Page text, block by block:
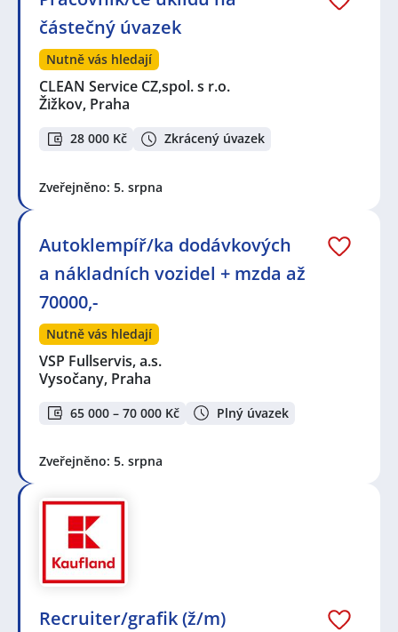
částečný úvazek
Nutně vás hledají
CLEAN Service CZ,spol. s r.o.
Žižkov, Praha
28 000 Kč Zkrácený úvazek
Zveřejněno: 5. srpna
Autoklempíř/ka dodávkových
a nákladních vozidel + mzda až
70000,-
Nutně vás hledají
VSP Fullservis, a.s.
Vysočany, Praha
65 000 – 70 000 Kč Plný úvazek
Zveřejněno: 5. srpna
Recruiter/grafik (ž/m)